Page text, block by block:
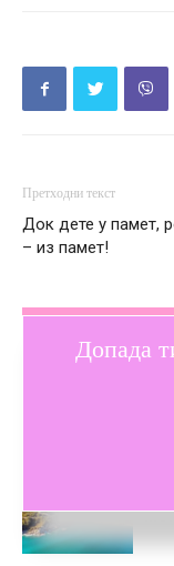
Претходни текст
Док дете у памет,
– из памет!
Допада